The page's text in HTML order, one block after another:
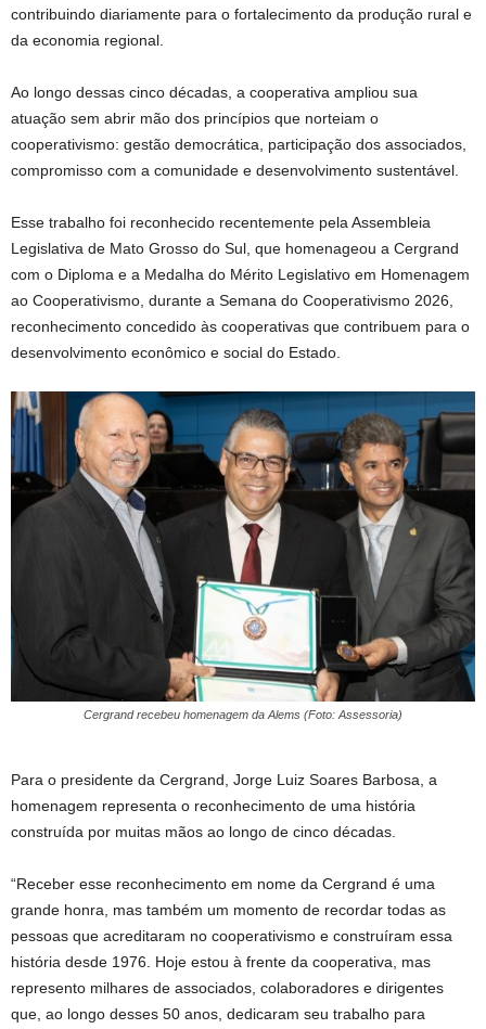
contribuindo diariamente para o fortalecimento da produção rural e
da economia regional.
Ao longo dessas cinco décadas, a cooperativa ampliou sua
atuação sem abrir mão dos princípios que norteiam o
cooperativismo: gestão democrática, participação dos associados,
compromisso com a comunidade e desenvolvimento sustentável.
Esse trabalho foi reconhecido recentemente pela Assembleia
Legislativa de Mato Grosso do Sul, que homenageou a Cergrand
com o Diploma e a Medalha do Mérito Legislativo em Homenagem
ao Cooperativismo, durante a Semana do Cooperativismo 2026,
reconhecimento concedido às cooperativas que contribuem para o
desenvolvimento econômico e social do Estado.
Cergrand recebeu homenagem da Alems (Foto: Assessoria)
Para o presidente da Cergrand, Jorge Luiz Soares Barbosa, a
homenagem representa o reconhecimento de uma história
construída por muitas mãos ao longo de cinco décadas.
“Receber esse reconhecimento em nome da Cergrand é uma
grande honra, mas também um momento de recordar todas as
pessoas que acreditaram no cooperativismo e construíram essa
história desde 1976. Hoje estou à frente da cooperativa, mas
represento milhares de associados, colaboradores e dirigentes
que, ao longo desses 50 anos, dedicaram seu trabalho para